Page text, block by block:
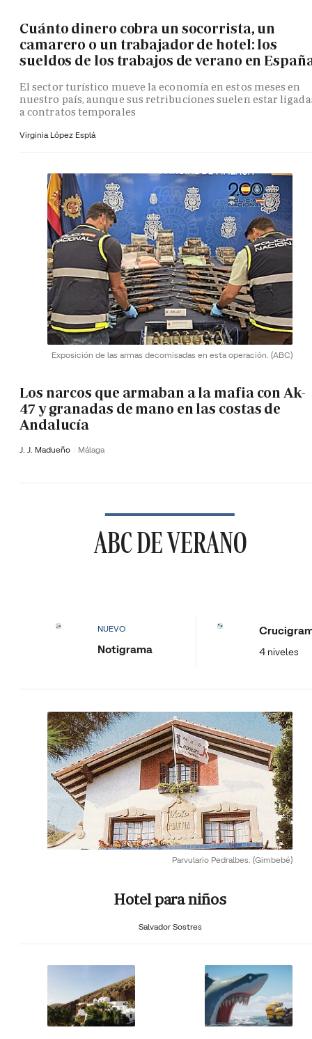
Cuánto dinero cobra un socorrista, un
camarero o un trabajador de hotel: los
sueldos de los trabajos de verano en
El sector turístico mueve la economía en estos meses en
nuestro país, aunque sus retribuciones suelen estar
a contratos temporales
Virginia López Esplá
Exposición de las armas decomisadas en esta operación. (ABC)
Los narcos que armaban a la mafia con Ak-
47 y granadas de mano en las costas de
Andalucía
J. J. Madueño Málaga
ABC DE VERANO
NUEVO
Notigrama 4 niveles
Parvulario Pedralbes. (Gimbebé)
Hotel para niños
Salvador Sostres